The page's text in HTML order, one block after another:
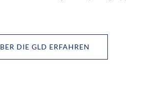
DIE GLD ERFAHREN